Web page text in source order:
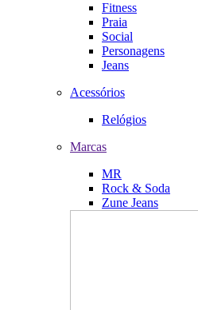
Fitness
Praia
Social
Personagens
Jeans
Acessórios
Relógios
Marcas
MR
Rock & Soda
Zune Jeans